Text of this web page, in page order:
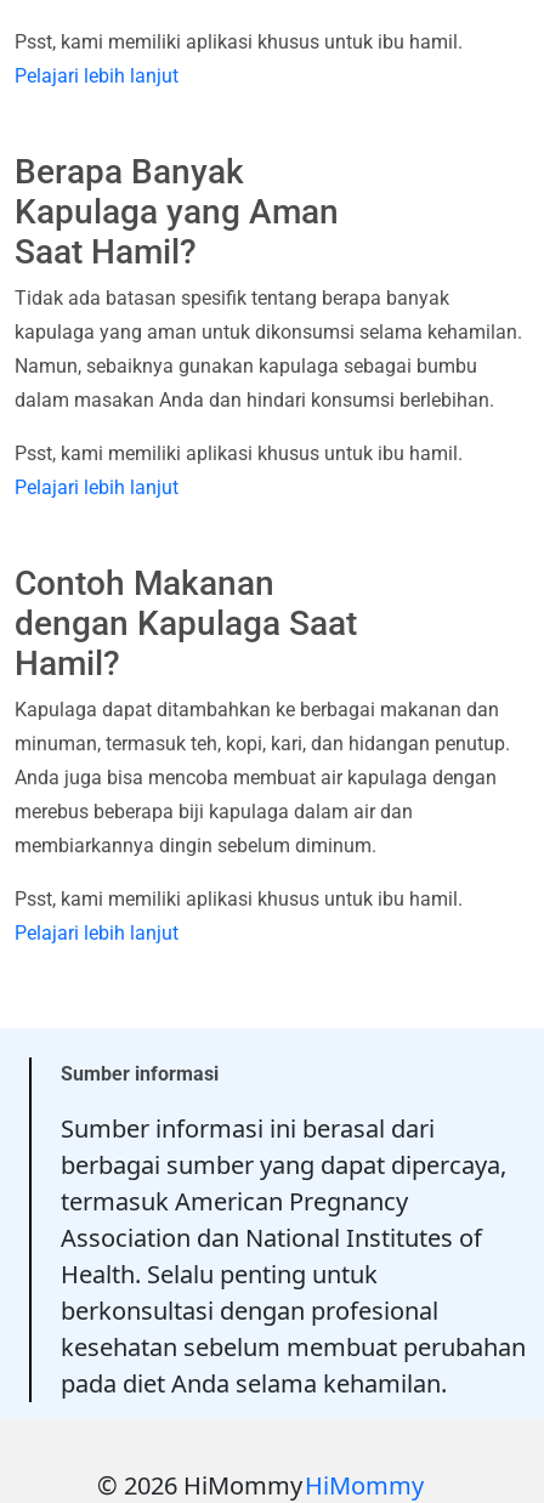
Psst, kami memiliki aplikasi khusus untuk ibu hamil.
Pelajari lebih lanjut
Berapa Banyak
Kapulaga yang Aman
Saat Hamil?
Tidak ada batasan spesifik tentang berapa banyak
kapulaga yang aman untuk dikonsumsi selama kehamilan.
Namun, sebaiknya gunakan kapulaga sebagai bumbu
dalam masakan Anda dan hindari konsumsi berlebihan.
Psst, kami memiliki aplikasi khusus untuk ibu hamil.
Pelajari lebih lanjut
Contoh Makanan
dengan Kapulaga Saat
Hamil?
Kapulaga dapat ditambahkan ke berbagai makanan dan
minuman, termasuk teh, kopi, kari, dan hidangan penutup.
Anda juga bisa mencoba membuat air kapulaga dengan
merebus beberapa biji kapulaga dalam air dan
membiarkannya dingin sebelum diminum.
Psst, kami memiliki aplikasi khusus untuk ibu hamil.
Pelajari lebih lanjut
Sumber informasi
Sumber informasi ini berasal dari
berbagai sumber yang dapat dipercaya,
termasuk American Pregnancy
Association dan National Institutes of
Health. Selalu penting untuk
berkonsultasi dengan profesional
kesehatan sebelum membuat perubahan
pada diet Anda selama kehamilan.
© 2026 HiMommyHiMommy